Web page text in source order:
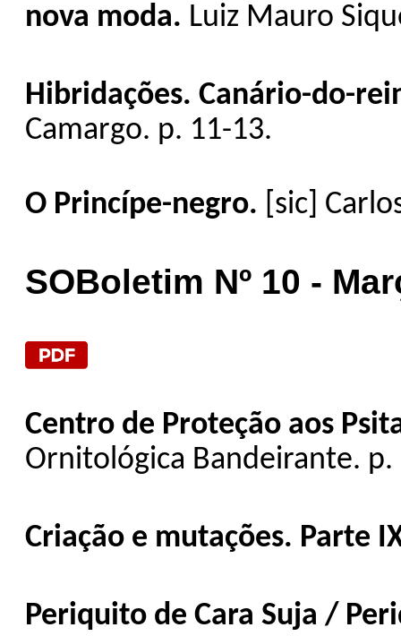
nova moda. Luiz Mauro
Hibridações. Canário-do-
Camargo. p. 11-13.
O Princípe-negro. [sic]
SOBoletim Nº 10 -
Centro de Proteção aos
Ornitológica Bandeirante. p.
Criação e mutações. Parte
Periquito de Cara Suja /